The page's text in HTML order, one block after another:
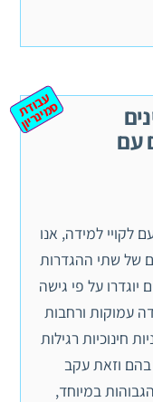
עם
ע
ב
וד
ת
ס
מ
ינ
ר
יון
לקויי למידה, אנו
של שתי ההגדרות
על פי גישה
עמוקות ורחבות
חינוכיות רגילות
וזאת עקב
במיוחד,